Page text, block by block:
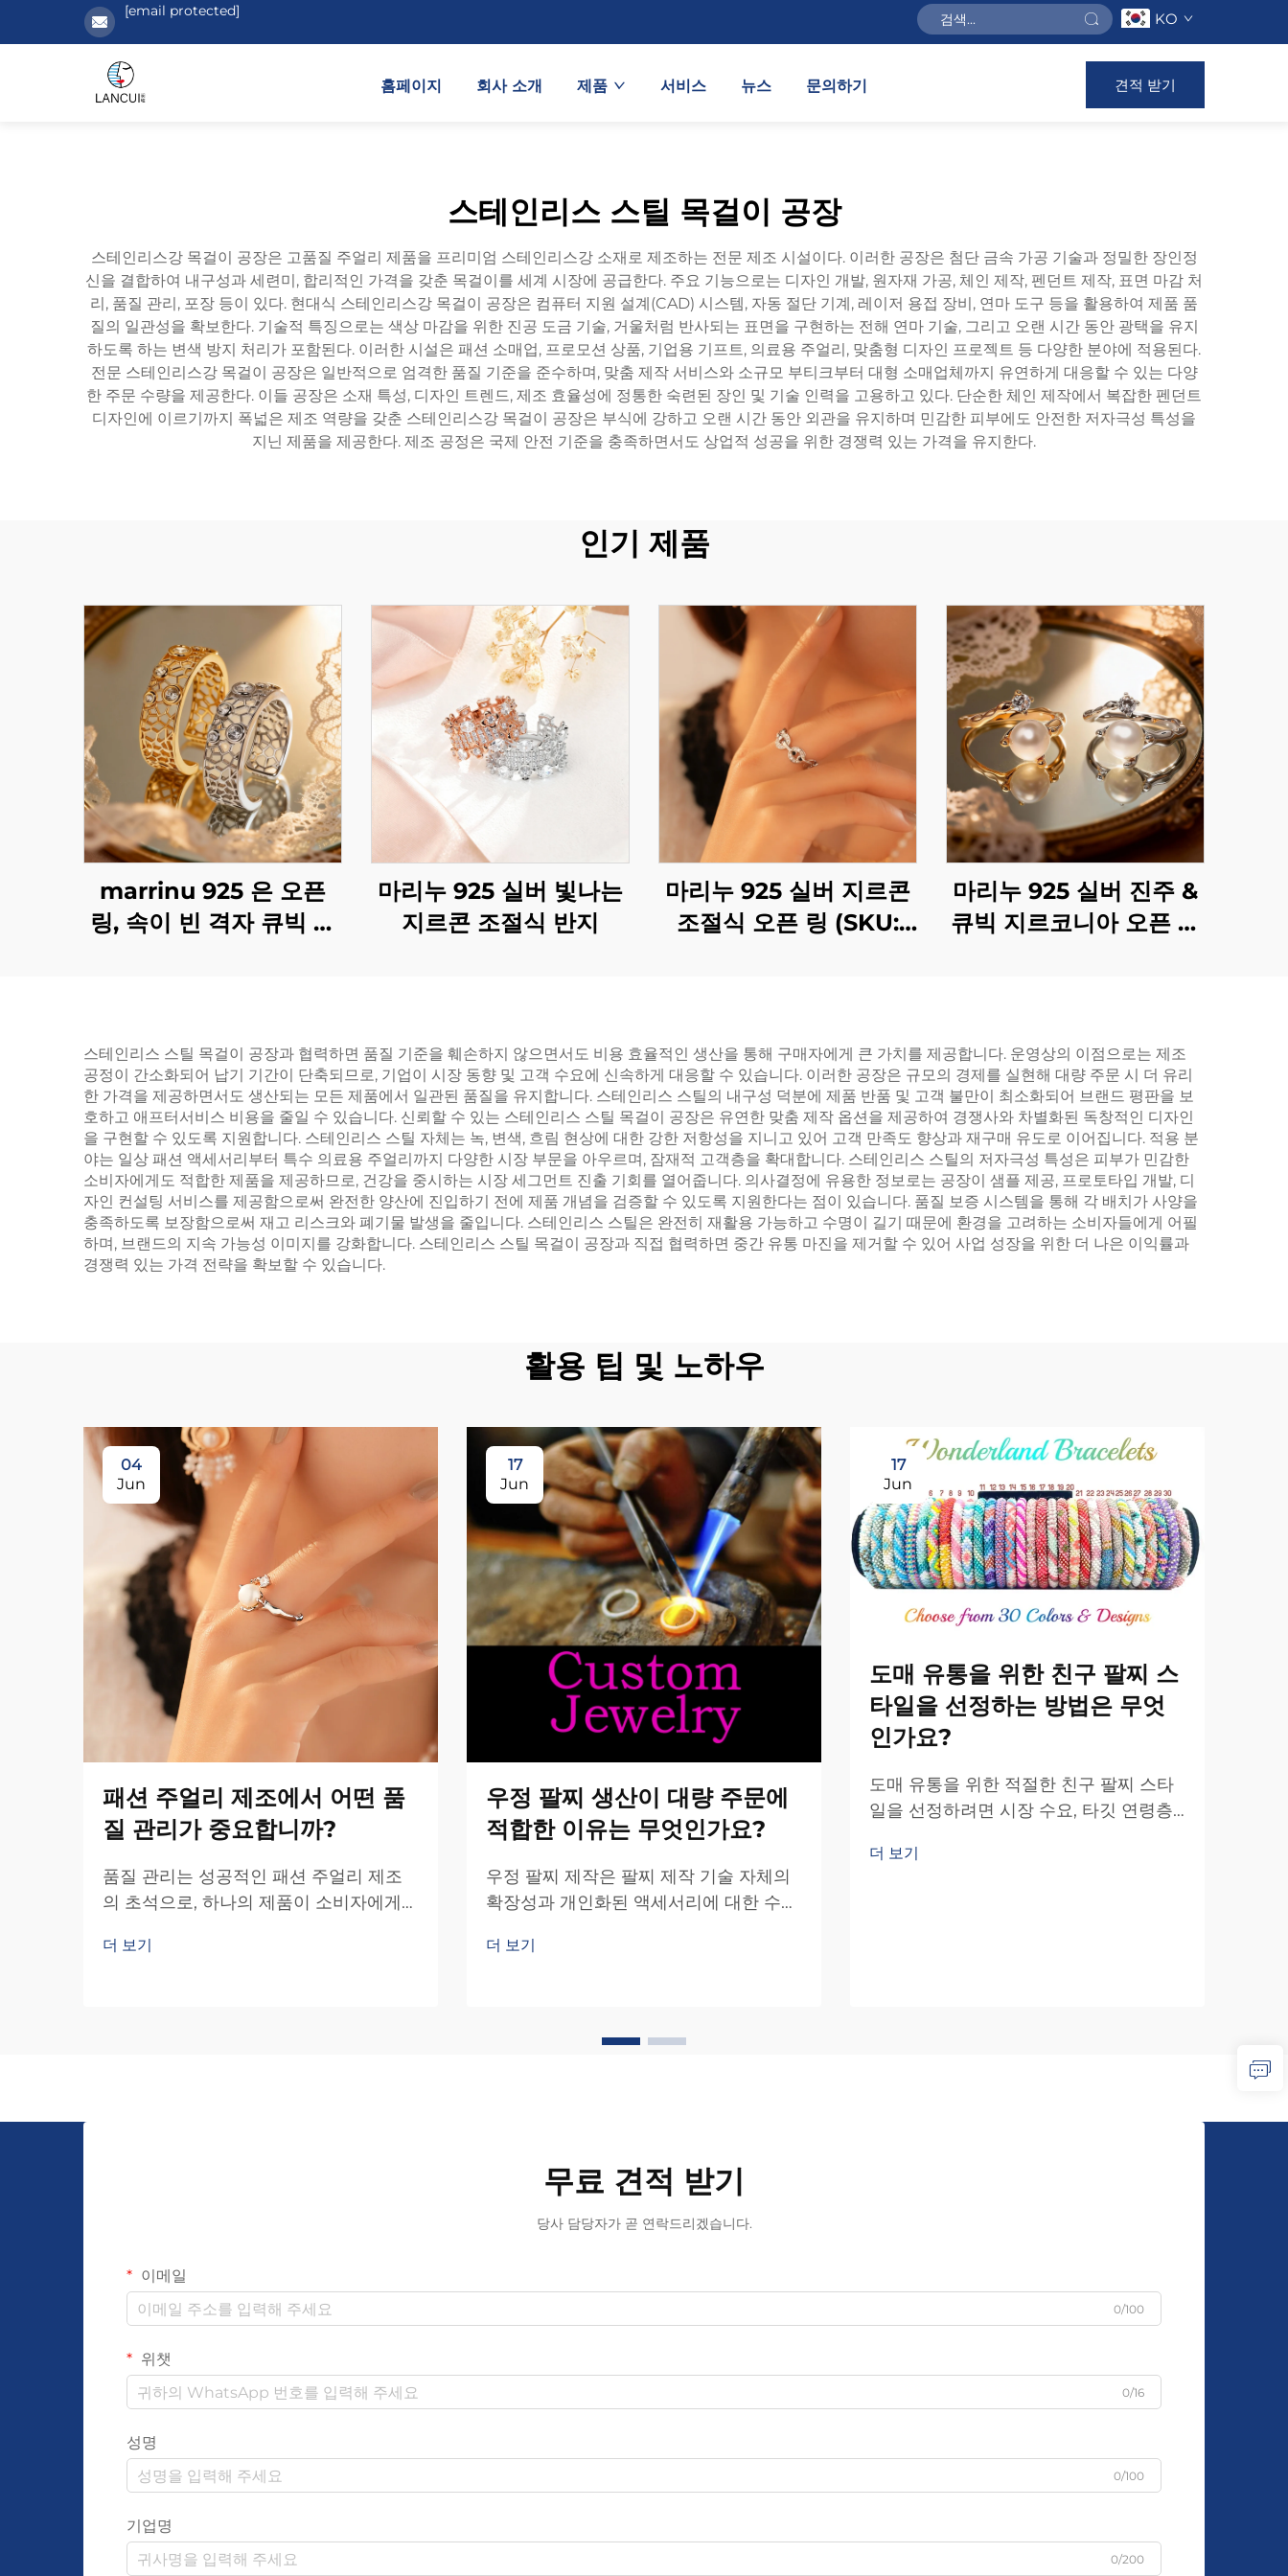
[email protected] KO
홈페이지 회사 소개 제품 서비스 뉴스 문의하기 견적 받기
스테인리스 스틸 목걸이 공장
스테인리스강 목걸이 공장은 고품질 주얼리 제품을 프리미엄 스테인리스강 소재로 제조하는 전문 제조 시설이다. 이러한 공장은 첨단 금속 가공 기술과 정밀한 장인정
신을 결합하여 내구성과 세련미, 합리적인 가격을 갖춘 목걸이를 세계 시장에 공급한다. 주요 기능으로는 디자인 개발, 원자재 가공, 체인 제작, 펜던트 제작, 표면 마감 처
리, 품질 관리, 포장 등이 있다. 현대식 스테인리스강 목걸이 공장은 컴퓨터 지원 설계(CAD) 시스템, 자동 절단 기계, 레이저 용접 장비, 연마 도구 등을 활용하여 제품 품
질의 일관성을 확보한다. 기술적 특징으로는 색상 마감을 위한 진공 도금 기술, 거울처럼 반사되는 표면을 구현하는 전해 연마 기술, 그리고 오랜 시간 동안 광택을 유지
하도록 하는 변색 방지 처리가 포함된다. 이러한 시설은 패션 소매업, 프로모션 상품, 기업용 기프트, 의료용 주얼리, 맞춤형 디자인 프로젝트 등 다양한 분야에 적용된다.
전문 스테인리스강 목걸이 공장은 일반적으로 엄격한 품질 기준을 준수하며, 맞춤 제작 서비스와 소규모 부티크부터 대형 소매업체까지 유연하게 대응할 수 있는 다양
한 주문 수량을 제공한다. 이들 공장은 소재 특성, 디자인 트렌드, 제조 효율성에 정통한 숙련된 장인 및 기술 인력을 고용하고 있다. 단순한 체인 제작에서 복잡한 펜던트
디자인에 이르기까지 폭넓은 제조 역량을 갖춘 스테인리스강 목걸이 공장은 부식에 강하고 오랜 시간 동안 외관을 유지하며 민감한 피부에도 안전한 저자극성 특성을
지닌 제품을 제공한다. 제조 공정은 국제 안전 기준을 충족하면서도 상업적 성공을 위한 경쟁력 있는 가격을 유지한다.
인기 제품
marrinu 925 은 오픈
링, 속이 빈 격자 큐빅 지
마리누 925 실버 빛나는
지르콘 조절식 반지
마리누 925 실버 지르콘
조절식 오픈 링 (SKU:
마리누 925 실버 진주 &
큐빅 지르코니아 오픈 링
스테인리스 스틸 목걸이 공장과 협력하면 품질 기준을 훼손하지 않으면서도 비용 효율적인 생산을 통해 구매자에게 큰 가치를 제공합니다. 운영상의 이점으로는 제조
공정이 간소화되어 납기 기간이 단축되므로, 기업이 시장 동향 및 고객 수요에 신속하게 대응할 수 있습니다. 이러한 공장은 규모의 경제를 실현해 대량 주문 시 더 유리
한 가격을 제공하면서도 생산되는 모든 제품에서 일관된 품질을 유지합니다. 스테인리스 스틸의 내구성 덕분에 제품 반품 및 고객 불만이 최소화되어 브랜드 평판을 보
호하고 애프터서비스 비용을 줄일 수 있습니다. 신뢰할 수 있는 스테인리스 스틸 목걸이 공장은 유연한 맞춤 제작 옵션을 제공하여 경쟁사와 차별화된 독창적인 디자인
을 구현할 수 있도록 지원합니다. 스테인리스 스틸 자체는 녹, 변색, 흐림 현상에 대한 강한 저항성을 지니고 있어 고객 만족도 향상과 재구매 유도로 이어집니다. 적용 분
야는 일상 패션 액세서리부터 특수 의료용 주얼리까지 다양한 시장 부문을 아우르며, 잠재적 고객층을 확대합니다. 스테인리스 스틸의 저자극성 특성은 피부가 민감한
소비자에게도 적합한 제품을 제공하므로, 건강을 중시하는 시장 세그먼트 진출 기회를 열어줍니다. 의사결정에 유용한 정보로는 공장이 샘플 제공, 프로토타입 개발, 디
자인 컨설팅 서비스를 제공함으로써 완전한 양산에 진입하기 전에 제품 개념을 검증할 수 있도록 지원한다는 점이 있습니다. 품질 보증 시스템을 통해 각 배치가 사양을
충족하도록 보장함으로써 재고 리스크와 폐기물 발생을 줄입니다. 스테인리스 스틸은 완전히 재활용 가능하고 수명이 길기 때문에 환경을 고려하는 소비자들에게 어필
하며, 브랜드의 지속 가능성 이미지를 강화합니다. 스테인리스 스틸 목걸이 공장과 직접 협력하면 중간 유통 마진을 제거할 수 있어 사업 성장을 위한 더 나은 이익률과
경쟁력 있는 가격 전략을 확보할 수 있습니다.
활용 팁 및 노하우
04
Jun
패션 주얼리 제조에서 어떤 품
질 관리가 중요합니까?
품질 관리는 성공적인 패션 주얼리 제조
의 초석으로, 하나의 제품이 소비자에게
운 구매가 될지를 결정한다. 소비자의 기
더 보기
17
Jun
우정 팔찌 생산이 대량 주문에
적합한 이유는 무엇인가요?
우정 팔찌 제작은 팔찌 제작 기술 자체의
확장성과 개인화된 액세서리에 대한 수요
조 분야로 부상하고 있습니다. 복잡한 보
더 보기
17
Jun
도매 유통을 위한 친구 팔찌 스
타일을 선정하는 방법은 무엇
인가요?
도매 유통을 위한 적절한 친구 팔찌 스타
일을 선정하려면 시장 수요, 타깃 연령층
적 접근이 필요합니다. 성공적인 도매 구
더 보기
무료 견적 받기
당사 담당자가 곧 연락드리겠습니다.
이메일
0/100
위챗
0/16
성명
0/100
기업명
0/200